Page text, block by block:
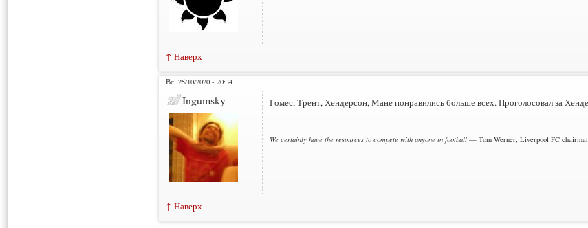
↑ Наверх
Вс, 25/10/2020 - 20:34
Ingumsky Гомес, Трент, Хендерсон, Мане понравились больше всех. Проголосовал за
We certainly have the resources to compete with anyone in football — Tom Werner, Liverpool FC
↑ Наверх